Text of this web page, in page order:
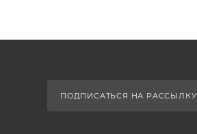
ПОДПИСАТЬСЯ НА РАССЫЛКУ